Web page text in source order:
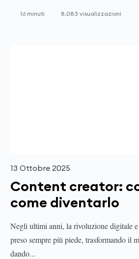
16 minuti 8.083 visualizzazioni
13 Ottobre 2025
Content creator:
come diventarlo
Negli ultimi anni, la rivoluzione digitale
preso sempre più piede, trasformando il
dando...